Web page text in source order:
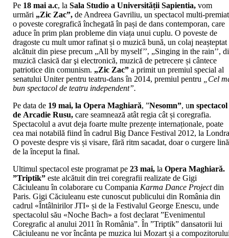
Pe 18 mai a.c, laSala Studio a Universității Sapientia, vom
urmări „Zic Zac”, de Andreea Gavriliu, un spectacol multi-
o poveste coregrafică închegată în pași de dans contemporan, care
aduce în prim plan probleme din viața unui cuplu. O poveste de
dragoste cu mult umor rafinat și o muzică bună, un colaj neașteptat
alcătuit din piese precum „All by myself’’, „Singing in the rain’’,
muzică clasică dar şi electronică, muzică de petrecere și cântece
patriotice din comunism. „Zic Zac”a primit un premiul special al
senatului Uniter pentru teatru-dans în 2014, premiul pentru
„Cel
bun spectacol de teatru independent”.
Pe data de 19 mai, la Opera Maghiară, ”Nesomn”, un spectacol
de Arcadie Rusu, care seamnează atât regia cât și coregrafia.
Spectacolul a avut deja foarte multe prezențe internaționale, poate
cea mai notabilă fiind în cadrul Big Dance Festival 2012, la
O poveste despre vis și visare, fără ritm sacadat, doar o curgere lină
de la început la final.
Ultimul spectacol este programat pe23 mai,la Opera Maghiară.
”Triptik” este alcătuit din trei coregrafii realizate de Gigi
Căciuleanu în colaborare cu Compania Karma Dance Projectdin
Paris. Gigi Căciuleanu este cunoscut publicului din România din
cadrul «Întâlnirilor JTI» și de la Festivalul George Enescu, unde
spectacolul său «Noche Bach» a fost declarat ”Evenimentul
Coregrafic al anului 2011 în România”. În ”Triptik” dansatorii lui
Căciuleanu ne vor încânta pe muzica lui Mozart și a